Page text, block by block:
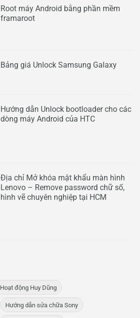
Root máy Android bằng phần mềm
framaroot
Bảng giá Unlock Samsung Galaxy
Hướng dẫn Unlock bootloader cho các
dòng máy Android của HTC
Địa chỉ Mở khóa mật khẩu màn hình
Lenovo – Remove password chữ số,
hình vẽ chuyên nghiệp tại HCM
Hoạt động Huy Dũng
Hướng dẫn sửa chữa Sony